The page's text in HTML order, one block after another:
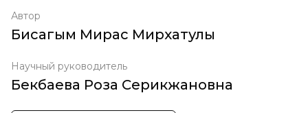
Автор
Бисагым Мирас Мирхатулы
Научный руководитель
Бекбаева Роза Серикжановна